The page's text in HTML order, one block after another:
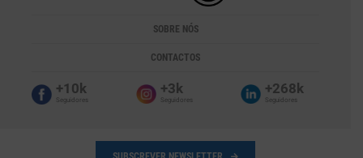
SOBRE NÓS
CONTACTOS
+10k
Seguidores
+3k
Seguidores
+268k
Seguidores